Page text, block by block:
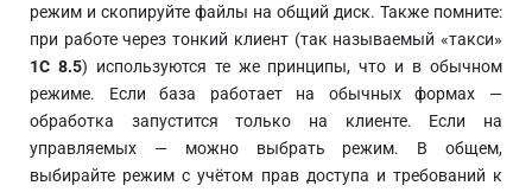
режим и скопируйте файлы на общий диск. Также помните:
при работе через тонкий клиент (так называемый «такси»
1С 8.5) используются те же принципы, что и в обычном
режиме. Если база работает на обычных формах —
обработка запустится только на клиенте. Если на
управляемых — можно выбрать режим. В общем,
выбирайте режим с учётом прав доступа и требований к